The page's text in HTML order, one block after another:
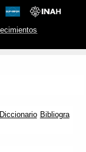
Diccionario Bibliogra